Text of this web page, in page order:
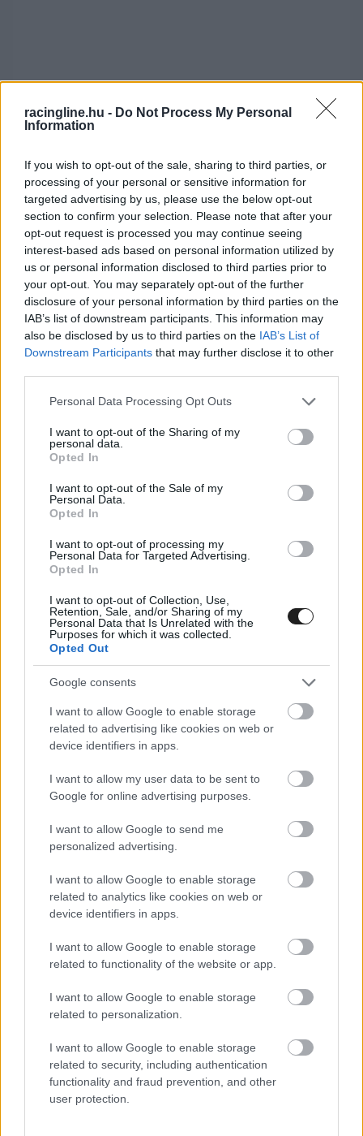
racingline.hu - Do Not Process My Personal
Information
If you wish to opt-out of the sale, sharing to third parties, or
processing of your personal or sensitive information for
targeted advertising by us, please use the below opt-out
section to confirm your selection. Please note that after your
opt-out request is processed you may continue seeing
interest-based ads based on personal information utilized by
us or personal information disclosed to third parties prior to
your opt-out. You may separately opt-out of the further
disclosure of your personal information by third parties on the
IAB’s list of downstream participants. This information may
also be disclosed by us to third parties on the IAB’s List of
Downstream Participants that may further disclose it to other
Please note that this website/app uses one or more Google
not limited to your visit or usage behaviour. You may click to
grant or deny consent to Google and its third-party tags to
use your data for below specified purposes in below Google
consent section.
Personal Data Processing Opt Outs
I want to opt-out of the Sharing of my
personal data.
Opted In
I want to opt-out of the Sale of my
Personal Data.
Opted In
I want to opt-out of processing my
Personal Data for Targeted Advertising.
Opted In
I want to opt-out of Collection, Use,
Retention, Sale, and/or Sharing of my
Personal Data that Is Unrelated with the
Purposes for which it was collected.
Opted Out
Google consents
I want to allow Google to enable storage
related to advertising like cookies on web or
device identifiers in apps.
I want to allow my user data to be sent to
Google for online advertising purposes.
I want to allow Google to send me
personalized advertising.
I want to allow Google to enable storage
related to analytics like cookies on web or
device identifiers in apps.
I want to allow Google to enable storage
related to functionality of the website or app.
I want to allow Google to enable storage
related to personalization.
I want to allow Google to enable storage
related to security, including authentication
functionality and fraud prevention, and other
user protection.
Moto2: versenyzők
HelyezésVersenyző Motor
Pont
Manuel González Kalex
59,5
Senna Agius Kalex
50
Izan Guevara Boscoscuro45
Celestino Vietti Boscoscuro43
Daniel Holgado Kalex
38
David Alonso Kalex
37
Daniel Muñoz Kalex
36
Álex Escrig Forward
30
Collin Veijer Kalex
29,5
Tony Arbolino
Iván Ortolá
23,5
Alonso López
18,5
Joe Roberts Kalex
8
Ayumu Sasaki Kalex
7
Deniz Öncü Boscoscuro
Arón Canet
Mario Aji
3
Filip Salač Kalex
3
José Antonio RuedaKalex
Alberto Ferrández